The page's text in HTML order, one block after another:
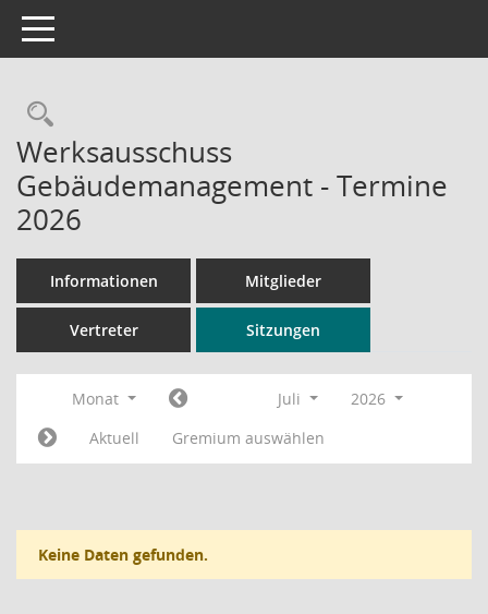
Toggle navigation
Rechercheauswahl
Werksausschuss
Gebäudemanagement - Termine
2026
Informationen Mitglieder
Vertreter Sitzungen
Monat Juli
2026
Aktuell
Gremium auswählen
Keine Daten gefunden.